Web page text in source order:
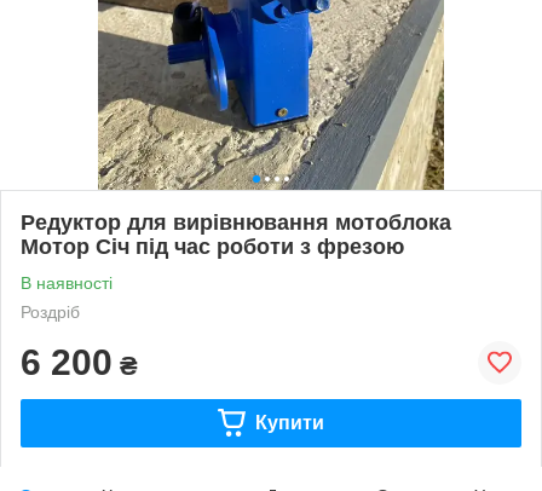
Редуктор для вирівнювання мотоблока
Мотор Січ під час роботи з фрезою
В наявності
Роздріб
6 200 ₴
Купити